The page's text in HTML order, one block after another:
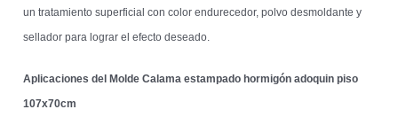
un tratamiento superficial con color endurecedor, polvo desmoldante y
sellador para lograr el efecto deseado.
Aplicaciones del Molde Calama estampado hormigón adoquin piso
107x70cm